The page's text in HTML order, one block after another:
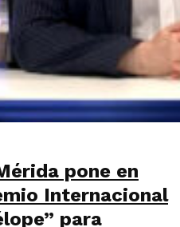
pone en
Internacional
para